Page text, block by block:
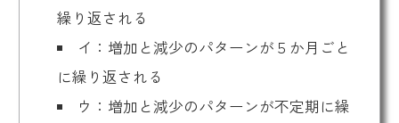
繰り返される
イ：増加と減少のパターンが５か月ごと
に繰り返される
ウ：増加と減少のパターンが不定期に繰